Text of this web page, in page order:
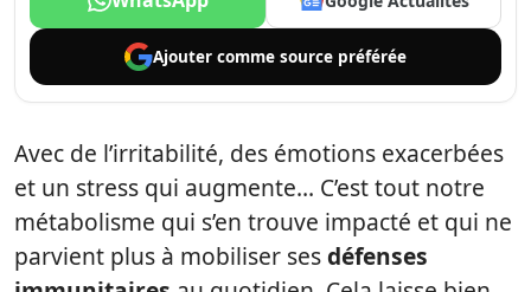
Ajouter comme source préférée
Avec de l’irritabilité, des émotions exacerbées
et un stress qui augmente… C’est tout notre
métabolisme qui s’en trouve impacté et qui ne
parvient plus à mobiliser sesdéfenses